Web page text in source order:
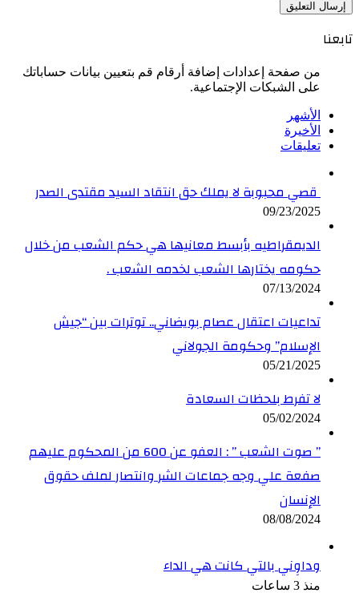
تابعنا
من صفحة إعدادات إضافة أرقام قم بتعيين بيانات حساباتك
على الشبكات الإجتماعية.
الأشهر
الأخيرة
تعليقات
قصي محبوبة لا يملك حق انتقاد السيد مقتدى الصدر
09/23/2025
الديمقراطيه بأبسط معانيها هي حكم الشعب من خلال
حكومه يختارها الشعب لخدمه الشعب .
07/13/2024
تداعيات اعتقال عصام بويضاني.. توترات بين “جيش
الإسلام” وحكومة الجولاني
05/21/2025
لا تفرط بلحظات السعادة
05/02/2024
” صوت الشعب ” : العفو عن 600 من المحكوم عليهم
صفعة علي وجه جماعات الشر وانتصار لملف حقوق
الإنسان
08/08/2024
وداوِني بالتي كانت هي الداء
منذ 3 ساعات